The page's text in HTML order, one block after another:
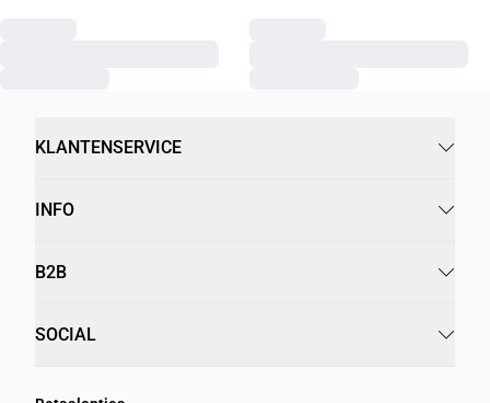
KLANTENSERVICE
INFO
B2B
SOCIAL